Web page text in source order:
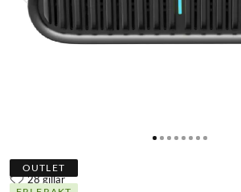
OUTLET
28 gillar